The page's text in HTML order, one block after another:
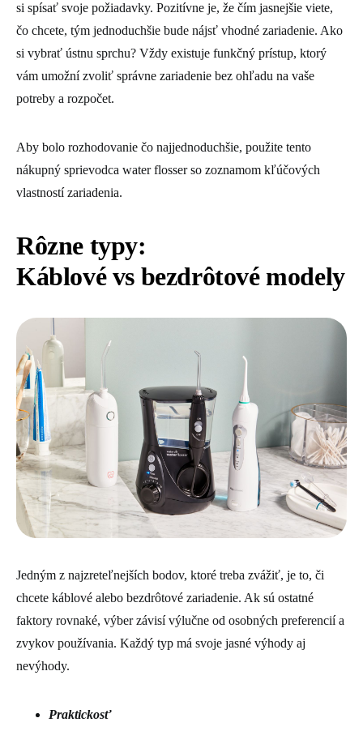
si spísať svoje požiadavky. Pozitívne je, že čím jasnejšie viete,
čo chcete, tým jednoduchšie bude nájsť vhodné zariadenie. Ako
si vybrať ústnu sprchu? Vždy existuje funkčný prístup, ktorý
vám umožní zvoliť správne zariadenie bez ohľadu na vaše
potreby a rozpočet.
Aby bolo rozhodovanie čo najjednoduchšie, použite tento
nákupný sprievodca water flosser so zoznamom kľúčových
vlastností zariadenia.
Rôzne typy:
Káblové vs bezdrôtové modely
Jedným z najzreteľnejších bodov, ktoré treba zvážiť, je to, či
chcete káblové alebo bezdrôtové zariadenie. Ak sú ostatné
faktory rovnaké, výber závisí výlučne od osobných preferencií a
zvykov používania. Každý typ má svoje jasné výhody aj
nevýhody.
Praktickosť